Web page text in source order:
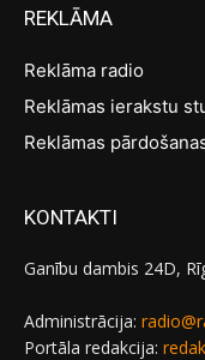
REKLĀMA
Reklāma radio
Reklāmas ierakstu
Reklāmas
KONTAKTI
Ganību dambis 24D,
Administrācija:
Portāla redakcija: